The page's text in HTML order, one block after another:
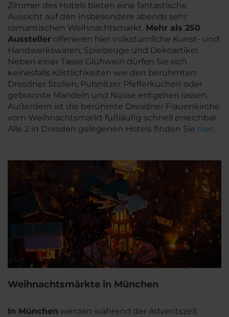
Zimmer des Hotels bieten eine fantastische
Aussicht auf den insbesondere abends sehr
romantischen Weihnachtsmarkt. Mehr als 250
Aussteller offerieren hier volkstümliche Kunst- und
Handwerkswaren, Spielzeuge und Dekoartikel.
Neben einer Tasse Glühwein dürfen Sie sich
keinesfalls Köstlichkeiten wie den berühmten
Dresdner Stollen, Pulsnitzer Pfefferkuchen oder
gebrannte Mandeln und Nüsse entgehen lassen.
Außerdem ist die berühmte Dresdner Frauenkirche
vom Weihnachtsmarkt fußläufig schnell erreichbar.
Alle 2 in Dresden gelegenen Hotels finden Sie hier.
Weihnachtsmärkte in München
In München werden während der Adventszeit